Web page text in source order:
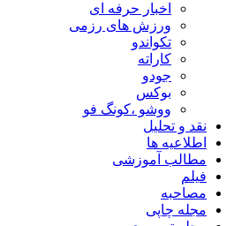
اخبار حرفه ای
ورزش های رزمی
تکواندو
کاراته
جودو
بوکس
ووشو ،کونگ فو
نقد و تحلیل
اطلاعیه ها
مطالب آموزشی
فیلم
مصاحبه
مجله چاپی